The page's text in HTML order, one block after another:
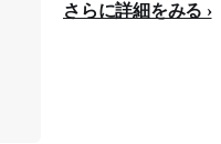
さらに詳細をみる